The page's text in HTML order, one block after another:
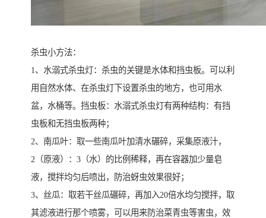
杀虫小方法：
1、水溺式杀虫灯：杀虫的关键是水体和挡虫板。可以利
用自然水体、在杀虫灯下设置杀虫的地方，也可用水
盆，水桶等。挡虫板：水溺式杀虫灯有两种结构：有挡
虫板和无挡虫板两种；
2、南瓜叶：取一些南瓜叶加清水碾碎，采集原液汁，
2（原液）：3（水）的比例稀释，再在容器加少量皂
液，搅拌均匀后喷出，防治蚜虫效果很好；
3、丝瓜：取若干丝瓜碾碎，再加入20倍水均匀搅拌，取
其滤液进行那个喷雾，可以用来防治菜青虫等害虫，效